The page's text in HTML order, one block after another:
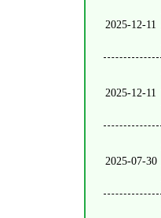
2025-12-11
2025-12-11
2025-07-30